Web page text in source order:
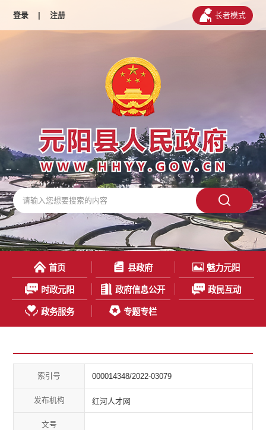
登录 | 注册 长者模式
首页 县政府 魅力元阳
时政元阳 政府信息公开 政民互动
政务服务 专题专栏
索引号 000014348/2022-03079
发布机构 红河人才网
文号